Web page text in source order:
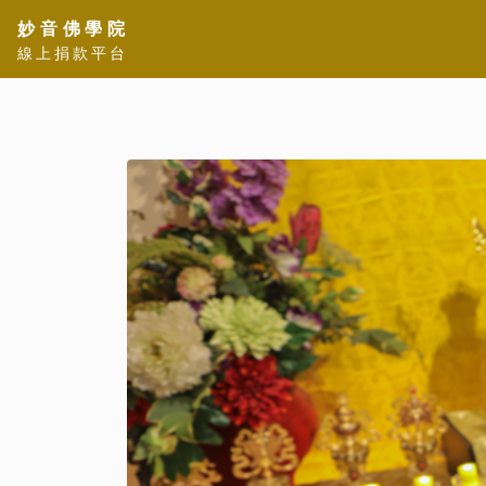
妙音佛學院
線上捐款平台